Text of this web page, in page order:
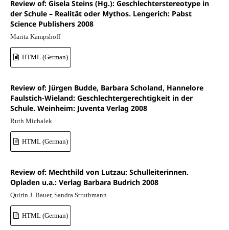
Review of: Gisela Steins (Hg.): Geschlechterstereotype in
der Schule – Realität oder Mythos. Lengerich: Pabst
Science Publishers 2008
Marita Kampshoff
HTML (German)
Review of: Jürgen Budde, Barbara Scholand, Hannelore
Faulstich-Wieland: Geschlechtergerechtigkeit in der
Schule. Weinheim: Juventa Verlag 2008
Ruth Michalek
HTML (German)
Review of: Mechthild von Lutzau: Schulleiterinnen.
Opladen u.a.: Verlag Barbara Budrich 2008
Quirin J. Bauer, Sandra Struthmann
HTML (German)